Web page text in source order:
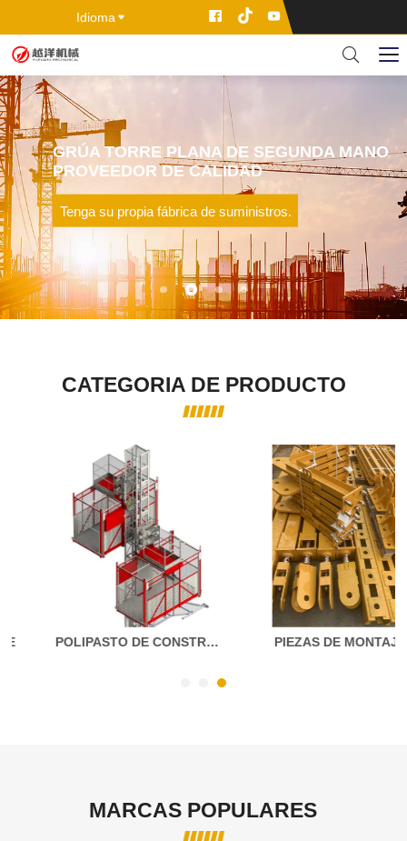
Idioma
GRÚA TORRE PLANA DE SEGUNDA MANO
PROVEEDOR DE CALIDAD
Tenga su propia fábrica de suministros.
CATEGORIA DE PRODUCTO
PIEZAS DE MONTAJE
MARCAS POPULARES